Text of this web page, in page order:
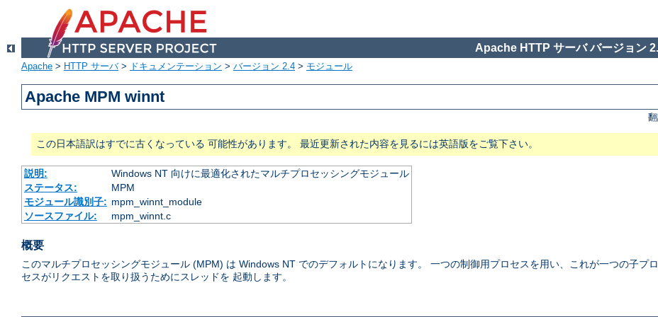
Apache HTTP サーバ バージョン
Apache > HTTP サーバ> ドキュメンテーション > バージョン 2.4 > モジュール
Apache MPM winnt
この日本語訳はすでに古くなっている 可能性があります。 最近更新された内容を見るには英語版をご覧下さい。
説明:
Windows NT 向けに最適化されたマルチプロセッシングモジュール
ステータス:
MPM
モジュール識別子: mpm_winnt_module
ソースファイル:
mpm_winnt.c
概要
このマルチプロセッシングモジュール (MPM) は Windows NT でのデフォルトになります。 一つの制御用プロセスを用い、これが一つの子プ
セスがリクエストを取り扱うためにスレッドを 起動します。